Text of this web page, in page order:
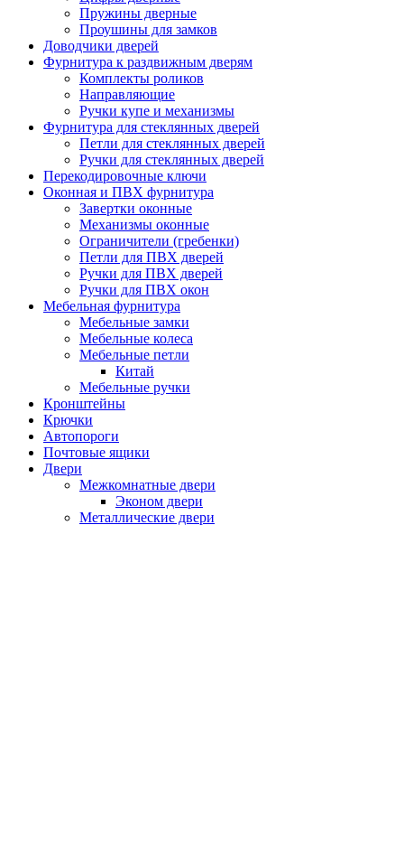
Пружины дверные
Проушины для замков
Доводчики дверей
Фурнитура к раздвижным дверям
Комплекты роликов
Направляющие
Ручки купе и механизмы
Фурнитура для стеклянных дверей
Петли для стеклянных дверей
Ручки для стеклянных дверей
Перекодировочные ключи
Оконная и ПВХ фурнитура
Завертки оконные
Механизмы оконные
Ограничители (гребенки)
Петли для ПВХ дверей
Ручки для ПВХ дверей
Ручки для ПВХ окон
Мебельная фурнитура
Мебельные замки
Мебельные колеса
Мебельные петли
Китай
Мебельные ручки
Кронштейны
Крючки
Автопороги
Почтовые ящики
Двери
Межкомнатные двери
Эконом двери
Металлические двери